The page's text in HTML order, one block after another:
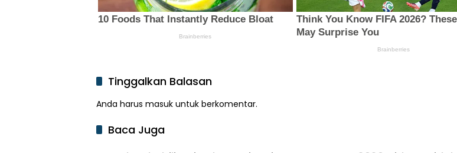
Tinggalkan Balasan
Anda harus masuk untuk berkomentar.
Baca Juga